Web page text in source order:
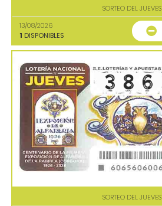
SORTEO DEL JUEVES
13/08/2026
1 DISPONIBLES
SORTEO DEL JUEVES